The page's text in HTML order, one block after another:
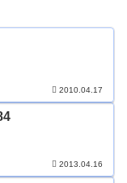
2010.04.17
2013.04.16